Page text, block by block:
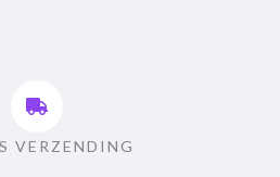
VERZENDING